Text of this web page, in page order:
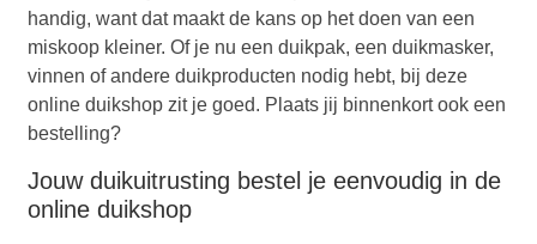
handig, want dat maakt de kans op het doen van een
miskoop kleiner. Of je nu een duikpak, een duikmasker,
vinnen of andere duikproducten nodig hebt, bij deze
online duikshop zit je goed. Plaats jij binnenkort ook een
bestelling?
Jouw duikuitrusting bestel je eenvoudig in de
online duikshop